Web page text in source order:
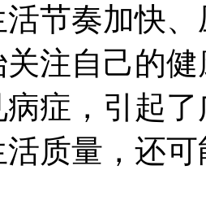
节奏加快
关注自己的
症，引起
质量，还